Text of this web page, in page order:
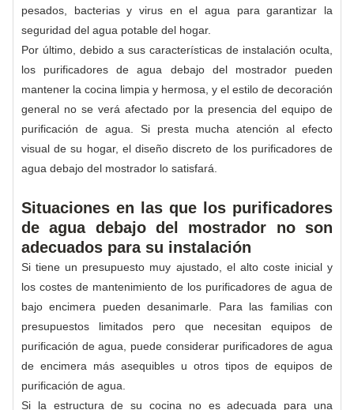
pesados, bacterias y virus en el agua para garantizar la
seguridad del agua potable del hogar.
Por último, debido a sus características de instalación oculta,
los purificadores de agua debajo del mostrador pueden
mantener la cocina limpia y hermosa, y el estilo de decoración
general no se verá afectado por la presencia del equipo de
purificación de agua. Si presta mucha atención al efecto
visual de su hogar, el diseño discreto de los purificadores de
agua debajo del mostrador lo satisfará.
Situaciones en las que los purificadores
de agua debajo del mostrador no son
adecuados para su instalación
Si tiene un presupuesto muy ajustado, el alto coste inicial y
los costes de mantenimiento de los purificadores de agua de
bajo encimera pueden desanimarle. Para las familias con
presupuestos limitados pero que necesitan equipos de
purificación de agua, puede considerar purificadores de agua
de encimera más asequibles u otros tipos de equipos de
purificación de agua.
Si la estructura de su cocina no es adecuada para una